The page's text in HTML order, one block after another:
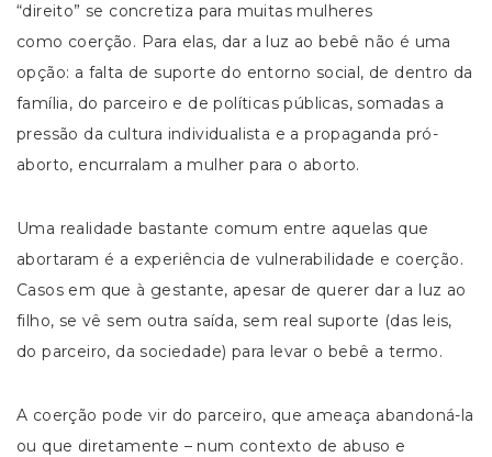
“direito” se concretiza para muitas mulheres
como coerção. Para elas, dar a luz ao bebê não é uma
opção: a falta de suporte do entorno social, de dentro da
família, do parceiro e de políticas públicas, somadas a
pressão da cultura individualista e a propaganda pró-
aborto, encurralam a mulher para o aborto.
Uma realidade bastante comum entre aquelas que
abortaram é a experiência de vulnerabilidade e coerção.
Casos em que à gestante, apesar de querer dar a luz ao
filho, se vê sem outra saída, sem real suporte (das leis,
do parceiro, da sociedade) para levar o bebê a termo.
A coerção pode vir do parceiro, que ameaça abandoná-la
ou que diretamente – num contexto de abuso e